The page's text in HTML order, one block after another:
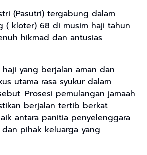
(Pasutri) tergabung dalam
( kloter) 68 di musim haji tahun
hikmad dan antusias
yang berjalan aman dan
utama rasa syukur dalam
Prosesi pemulangan jamaah
berjalan tertib berkat
antara panitia penyelenggara
dan pihak keluarga yang